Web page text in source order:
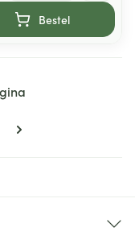
Bestel
pagina